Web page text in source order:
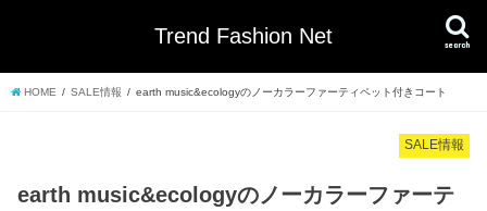
Trend Fashion Net search
HOME SALE情報 earth music&ecologyのノーカラーファーティペット付きコート
SALE情報
earth music&ecologyのノーカラーファーテ